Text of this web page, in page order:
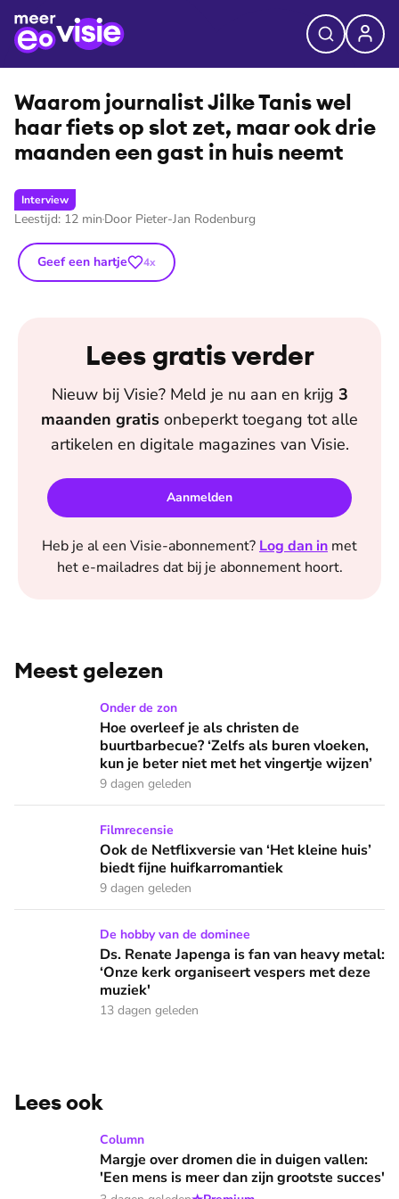
⭐Premium
Jacqueline de Haas
Waarom journalist Jilke Tanis wel
haar fiets op slot zet, maar ook drie
maanden een gast in huis neemt
Interview
Leestijd: 12 min Door Pieter-Jan Rodenburg
Geef een hartje 4x
Lees gratis verder
Nieuw bij Visie? Meld je nu aan en krijg 3
maanden gratis onbeperkt toegang tot alle
artikelen en digitale magazines van Visie.
Aanmelden
Heb je al een Visie-abonnement? Log dan in met
het e-mailadres dat bij je abonnement hoort.
Meest gelezen
Hoe overleef je als christen de buurtbarbecue? ‘Zelfs als
Onder de zon
Hoe overleef je als christen de
buurtbarbecue? ‘Zelfs als buren vloeken,
kun je beter niet met het vingertje wijzen’
9 dagen geleden
Ook de Netflixversie van ‘Het kleine huis’ biedt fijne
Filmrecensie
Ook de Netflixversie van ‘Het kleine huis’
biedt fijne huifkarromantiek
9 dagen geleden
Ds. Renate Japenga is fan van heavy metal: ‘Onze kerk
De hobby van de dominee
Ds. Renate Japenga is fan van heavy metal:
‘Onze kerk organiseert vespers met deze
muziek'
13 dagen geleden
Lees ook
Margje over dromen die in duigen vallen: 'Een mens is
Column
Margje over dromen die in duigen vallen:
'Een mens is meer dan zijn grootste succes'